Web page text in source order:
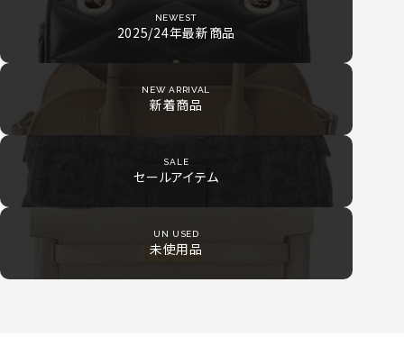
NEWEST
2025/24年最新商品
NEW ARRIVAL
新着商品
SALE
セールアイテム
UN USED
未使用品